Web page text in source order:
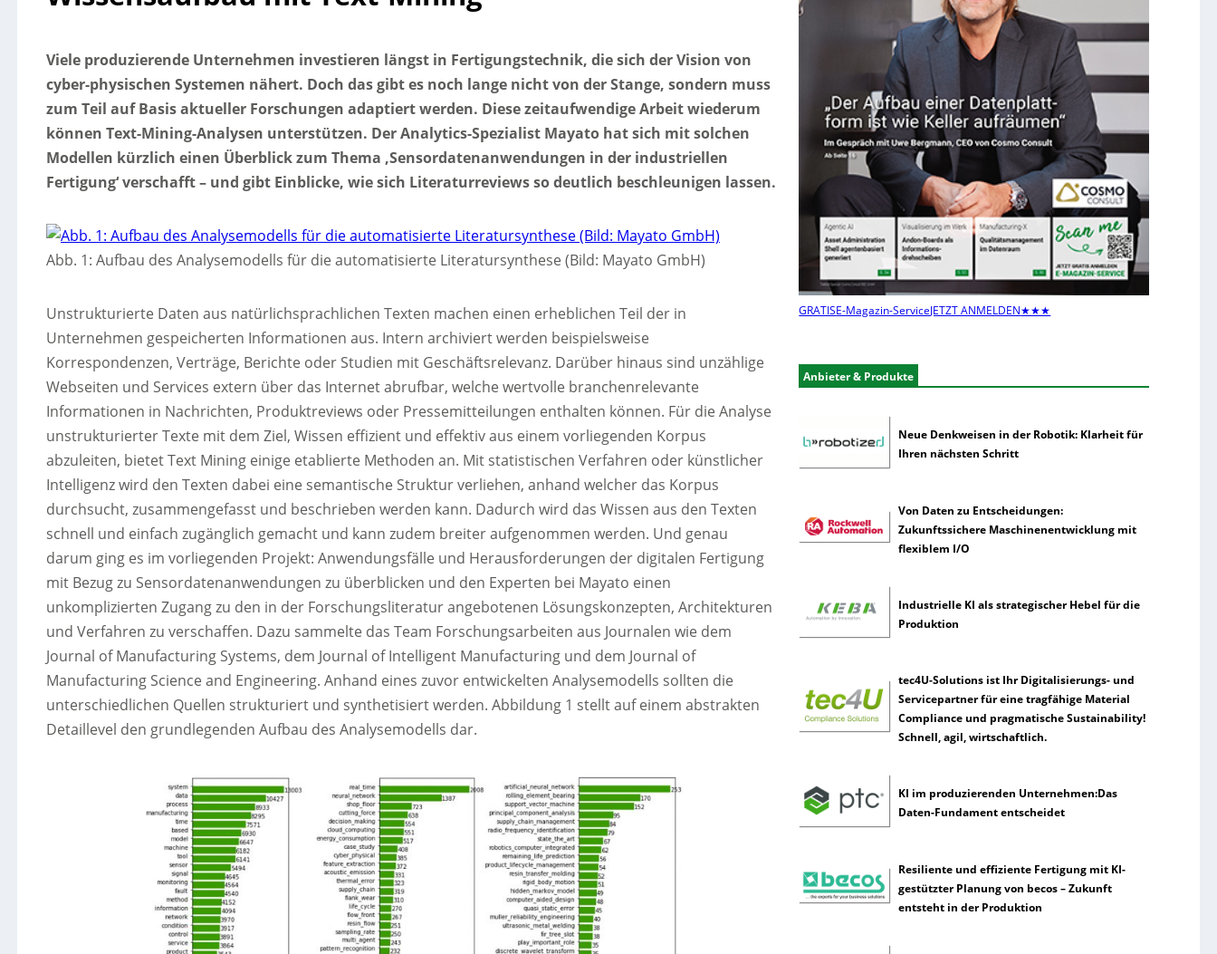
Viele produzierende Unternehmen investieren längst in Fertigungstechnik, die sich der Vision von
cyber-physischen Systemen nähert. Doch das gibt es noch lange nicht von der Stange, sondern muss
zum Teil auf Basis aktueller Forschungen adaptiert werden. Diese zeitaufwendige Arbeit wiederum
können Text-Mining-Analysen unterstützen. Der Analytics-Spezialist Mayato hat sich mit solchen
Modellen kürzlich einen Überblick zum Thema ‚Sensordatenanwendungen in der industriellen
Fertigung‘ verschafft – und gibt Einblicke, wie sich Literaturreviews so deutlich beschleunigen lassen.
Abb. 1: Aufbau des Analysemodells für die automatisierte Literatursynthese (Bild: Mayato GmbH)
Unstrukturierte Daten aus natürlichsprachlichen Texten machen einen erheblichen Teil der in
Unternehmen gespeicherten Informationen aus. Intern archiviert werden beispielsweise
Korrespondenzen, Verträge, Berichte oder Studien mit Geschäftsrelevanz. Darüber hinaus sind unzählige
Webseiten und Services extern über das Internet abrufbar, welche wertvolle branchenrelevante
Informationen in Nachrichten, Produktreviews oder Pressemitteilungen enthalten können. Für die Analyse
unstrukturierter Texte mit dem Ziel, Wissen effizient und effektiv aus einem vorliegenden Korpus
abzuleiten, bietet Text Mining einige etablierte Methoden an. Mit statistischen Verfahren oder künstlicher
Intelligenz wird den Texten dabei eine semantische Struktur verliehen, anhand welcher das Korpus
durchsucht, zusammengefasst und beschrieben werden kann. Dadurch wird das Wissen aus den Texten
schnell und einfach zugänglich gemacht und kann zudem breiter aufgenommen werden. Und genau
darum ging es im vorliegenden Projekt: Anwendungsfälle und Herausforderungen der digitalen Fertigung
mit Bezug zu Sensordatenanwendungen zu überblicken und den Experten bei Mayato einen
unkomplizierten Zugang zu den in der Forschungsliteratur angebotenen Lösungskonzepten, Architekturen
und Verfahren zu verschaffen. Dazu sammelte das Team Forschungsarbeiten aus Journalen wie dem
Journal of Manufacturing Systems, dem Journal of Intelligent Manufacturing und dem Journal of
Manufacturing Science and Engineering. Anhand eines zuvor entwickelten Analysemodells sollten die
unterschiedlichen Quellen strukturiert und synthetisiert werden. Abbildung 1 stellt auf einem abstrakten
Detaillevel den grundlegenden Aufbau des Analysemodells dar.
GRATISE-Magazin-ServiceJETZT ANMELDEN★★★
Anbieter & Produkte
Neue Denkweisen in der Robotik: Klarheit für
Ihren nächsten Schritt
Von Daten zu Entscheidungen:
Zukunftssichere Maschinenentwicklung mit
flexiblem I/O
Industrielle KI als strategischer Hebel für die
Produktion
tec4U-Solutions ist Ihr Digitalisierungs- und
Servicepartner für eine tragfähige Material
Compliance und pragmatische Sustainability!
Schnell, agil, wirtschaftlich.
KI im produzierenden Unternehmen:Das
Daten-Fundament entscheidet
Resiliente und effiziente Fertigung mit KI-
gestützter Planung von becos – Zukunft
entsteht in der Produktion